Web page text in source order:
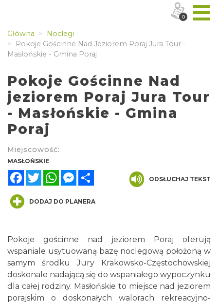
Główna
Noclegi
Pokoje Gościnne Nad Jeziorem Poraj Jura Tour -
Masłońskie - Gmina Poraj
Pokoje Gościnne Nad
jeziorem Poraj Jura Tour
- Masłońskie - Gmina
Poraj
Miejscowość:
MASŁOŃSKIE
FacebookTwitterWhatsAppMessenger
ODSŁUCHAJ TEKST
DODAJ DO PLANERA
Pokoje gościnne nad jeziorem Poraj oferują
wspaniale usytuowaną bazę noclegową położoną w
samym środku Jury Krakowsko-Częstochowskiej
doskonale nadającą się do wspaniałego wypoczynku
dla całej rodziny. Masłońskie to miejsce nad jeziorem
porajskim o doskonałych walorach rekreacyjno-
0